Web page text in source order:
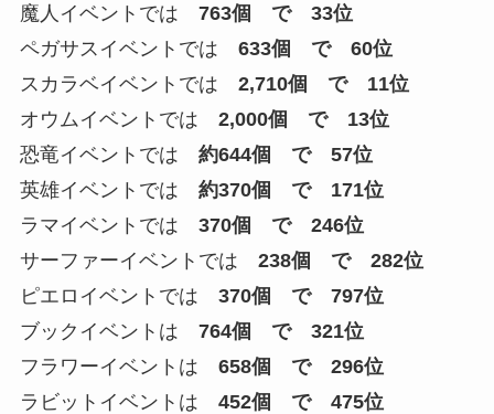
魔人イベントでは 763個 で 33位
ペガサスイベントでは 633個 で 60位
スカラベイベントでは 2,710個 で 11位
オウムイベントでは 2,000個 で 13位
恐竜イベントでは 約644個 で 57位
英雄イベントでは 約370個 で 171位
ラマイベントでは 370個 で 246位
サーファーイベントでは 238個 で 282位
ピエロイベントでは 370個 で 797位
ブックイベントは 764個 で 321位
フラワーイベントは 658個 で 296位
ラビットイベントは 452個 で 475位